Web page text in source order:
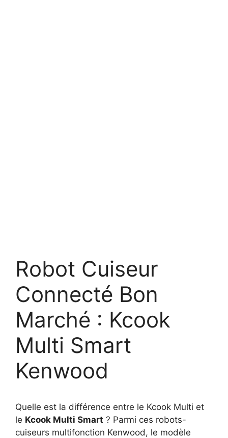
Robot Cuiseur
Connecté Bon
Marché : Kcook
Multi Smart
Kenwood
Quelle est la différence entre le Kcook Multi et
le Kcook Multi Smart ? Parmi ces robots-
cuiseurs multifonction Kenwood, le modèle